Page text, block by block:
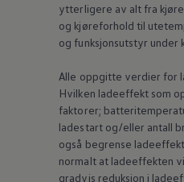
ytterligere av alt fra
og kjøreforhold til
og funksjonsutstyr under
Alle oppgitte verdier for
Hvilken ladeeffekt som
faktorer;
ladestart og/eller antall
også begrense
normalt at ladeeffekten
gradvis reduksjon i